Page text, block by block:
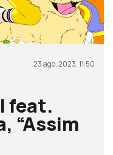
23 ago, 2023, 11:50
feat.
“Assim